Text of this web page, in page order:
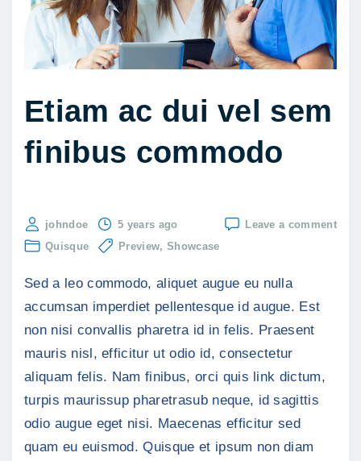
l
i
g
a
p
r
e
r
a
u
l
l
a
m
c
Etiam ac dui vel sem
finibus commodo
Leave a commenton
johndoe
5 years ago
Quisque
Preview Showcase
Sed a leo commodo, aliquet augue eu nulla
accumsan imperdiet pellentesque id augue. Est
non nisi convallis pharetra id in felis. Praesent
mauris nisl, efficitur ut odio id, consectetur
aliquam felis. Nam finibus, orci quis link dictum,
turpis maurissup pharetrasub neque, id sagittis
odio augue eget nisi. Maecenas efficitur sed
quam eu euismod. Quisque et ipsum non diam